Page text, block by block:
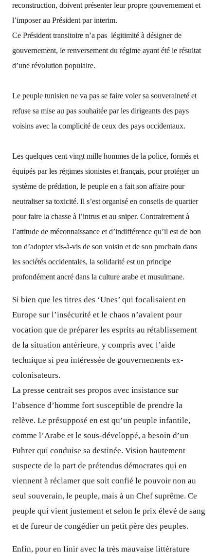
reconstruction, doivent présenter leur propre gouvernement et
l’imposer au Président par interim.
Ce Président transitoire n’a pas légitimité à désigner de
gouvernement, le renversement du régime ayant été le résultat
d’une révolution populaire.
Le peuple tunisien ne va pas se faire voler sa souveraineté et
refuse sa mise au pas souhaitée par les dirigeants des pays
voisins avec la complicité de ceux des pays occidentaux.
Les quelques cent vingt mille hommes de la police, formés et
équipés par les régimes sionistes et français, pour protéger un
système de prédation, le peuple en a fait son affaire pour
neutraliser sa toxicité. Il s’est organisé en conseils de quartier
pour faire la chasse à l’intrus et au sniper. Contrairement à
l’attitude de méconnaissance et d’indifférence qu’il est de bon
ton d’adopter vis-à-vis de son voisin et de son prochain dans
les sociétés occidentales, la solidarité est un principe
profondément ancré dans la culture arabe et musulmane.
Si bien que les titres des ‘Unes’ qui focalisaient en
Europe sur l’insécurité et le chaos n’avaient pour
vocation que de préparer les esprits au rétablissement
de la situation antérieure, y compris avec l’aide
technique si peu intéressée de gouvernements ex-
colonisateurs.
La presse centrait ses propos avec insistance sur
l’absence d’homme fort susceptible de prendre la
relève. Le présupposé en est qu’un peuple infantile,
comme l’Arabe et le sous-développé, a besoin d’un
Fuhrer qui conduise sa destinée. Vision hautement
suspecte de la part de prétendus démocrates qui en
viennent à réclamer que soit confié le pouvoir non au
seul souverain, le peuple, mais à un Chef suprême. Ce
peuple qui vient justement et selon le prix élevé de sang
et de fureur de congédier un petit père des peuples.
Enfin, pour en finir avec la très mauvaise littérature